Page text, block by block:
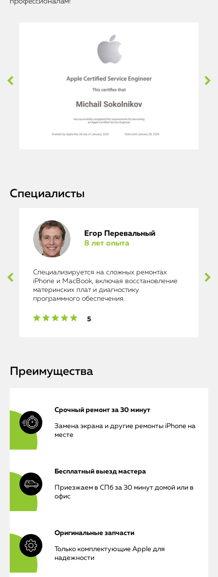
Специалисты
Егор Перевальный
8 лет опыта
Специализируется на сложных ремонтах
iPhone и MacBook, включая восстановление
материнских плат и диагностику
программного обеспечения.
5
Преимущества
Срочный ремонт за 30 минут
Замена экрана и другие ремонты iPhone на
месте
Бесплатный выезд мастера
Приезжаем в СПб за 30 минут домой или в
офис
Оригинальные запчасти
Только комплектующие Apple для
надежности